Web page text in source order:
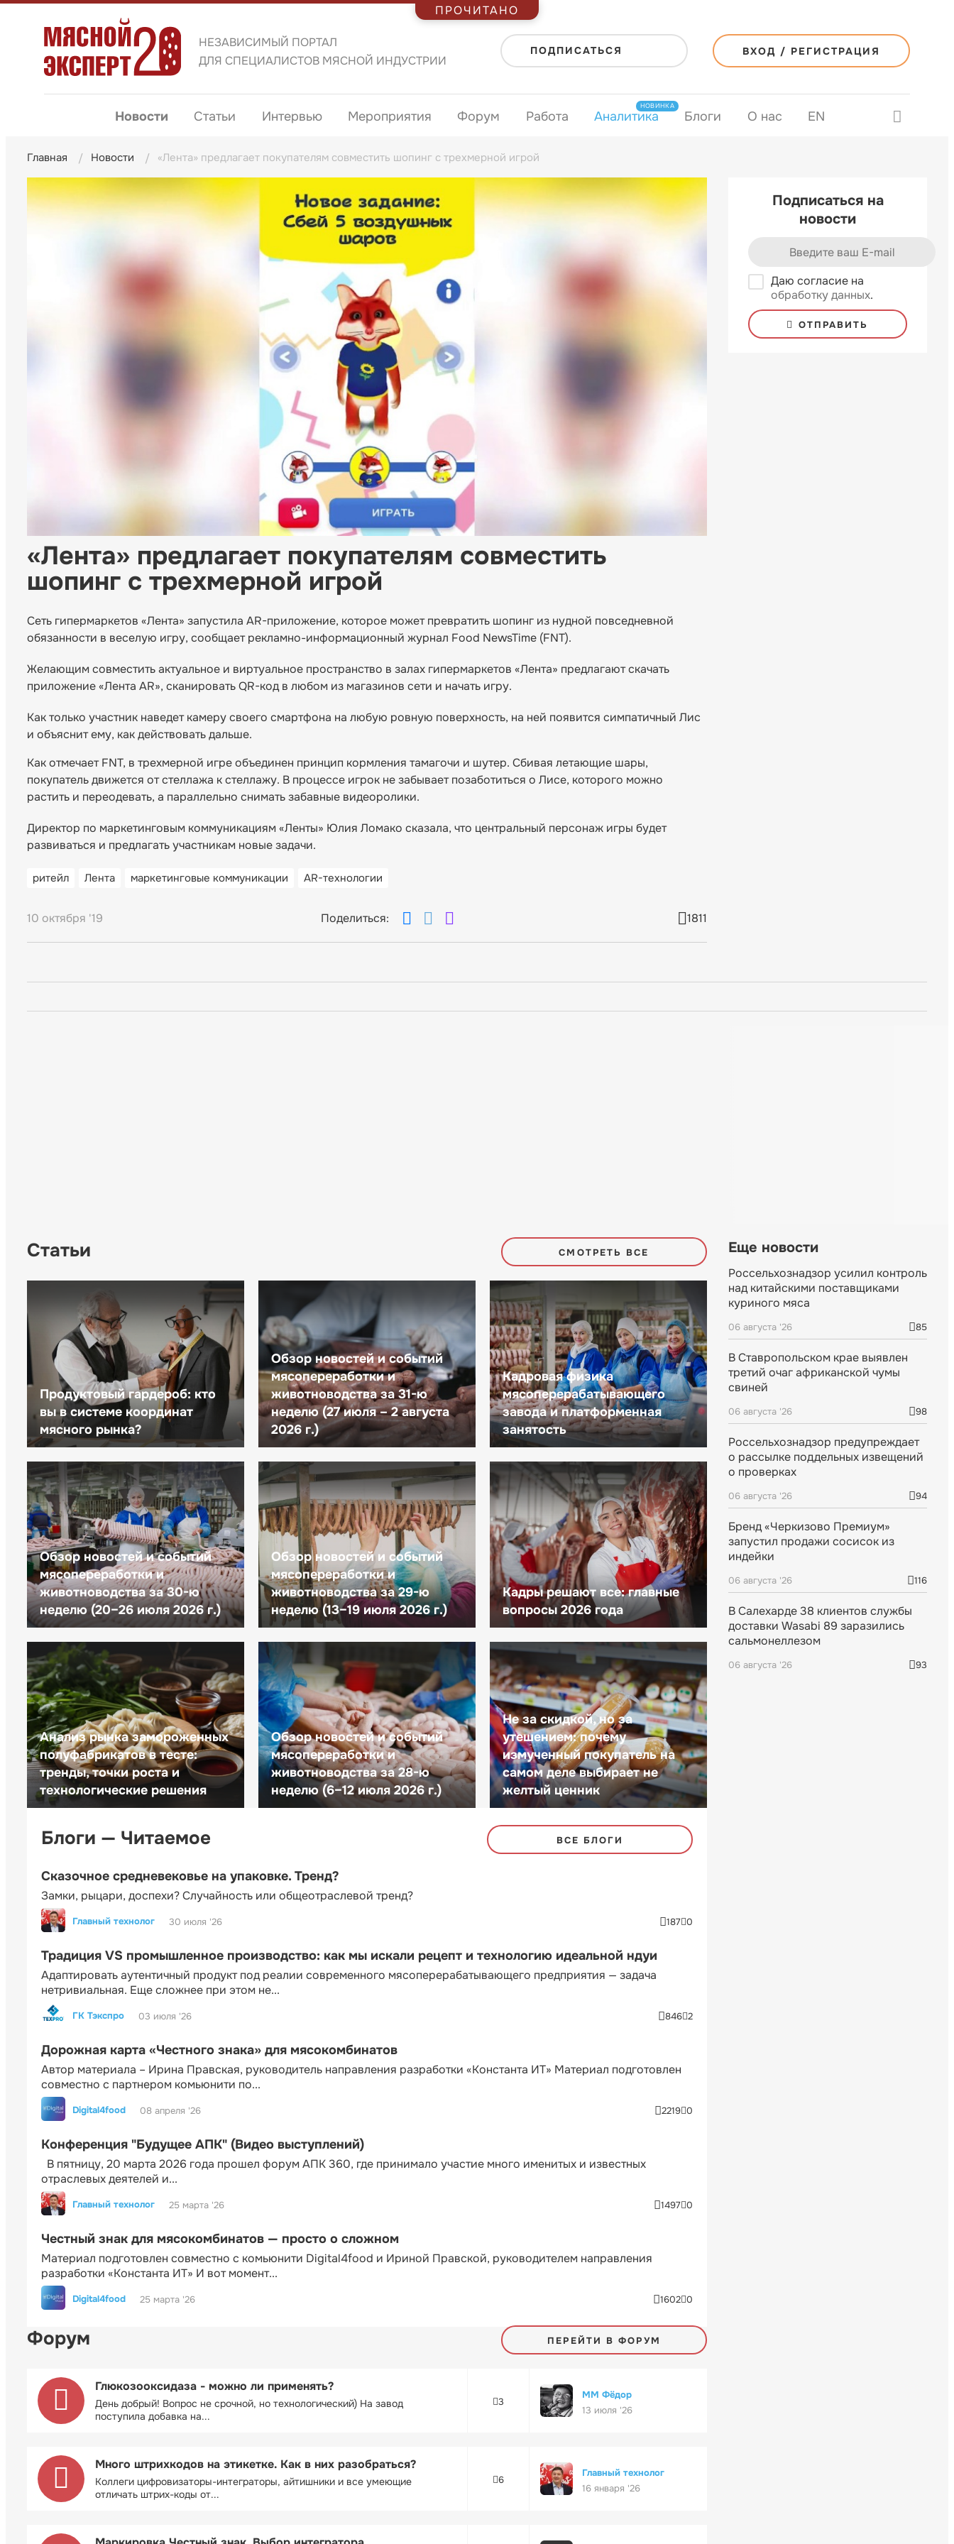
НЕЗАВИСИМЫЙ ПОРТАЛ
ДЛЯ СПЕЦИАЛИСТОВ МЯСНОЙ ИНДУСТРИИ
ПОДПИСАТЬСЯ ВХОД / РЕГИСТРАЦИЯ
Новости Статьи Интервью Мероприятия Форум Работа Аналитика
НОВИНКА
Блоги О нас EN
Главная Новости «Лента» предлагает покупателям совместить шопинг с трехмерной игрой
«Лента» предлагает покупателям совместить
шопинг с трехмерной игрой
Сеть гипермаркетов «Лента» запустила AR-приложение, которое может превратить шопинг из нудной повседневной
обязанности в веселую игру, сообщает рекламно-информационный журнал Food NewsTime (FNT).
Желающим совместить актуальное и виртуальное пространство в залах гипермаркетов «Лента» предлагают скачать
приложение «Лента AR», сканировать QR-код в любом из магазинов сети и начать игру.
Как только участник наведет камеру своего смартфона на любую ровную поверхность, на ней появится симпатичный Лис
и объяснит ему, как действовать дальше.
Как отмечает FNT, в трехмерной игре объединен принцип кормления тамагочи и шутер. Сбивая летающие шары,
покупатель движется от стеллажа к стеллажу. В процессе игрок не забывает позаботиться о Лисе, которого можно
растить и переодевать, а параллельно снимать забавные видеоролики.
Директор по маркетинговым коммуникациям «Ленты» Юлия Ломако сказала, что центральный персонаж игры будет
развиваться и предлагать участникам новые задачи.
ритейл Лента маркетинговые коммуникации AR-технологии
10 октября '19 Поделиться: 1811
Подписаться на
новости
Даю согласие на
обработку данных.
ОТПРАВИТЬ
Статьи СМОТРЕТЬ ВСЕ
Продуктовый гардероб: кто
вы в системе координат
мясного рынка?
Обзор новостей и событий
мясопереработки и
животноводства за 31-ю
неделю (27 июля – 2 августа
2026 г.)
Кадровая физика
мясоперерабатывающего
завода и платформенная
занятость
Обзор новостей и событий
мясопереработки и
животноводства за 30-ю
неделю (20–26 июля 2026 г.)
Обзор новостей и событий
мясопереработки и
животноводства за 29-ю
неделю (13–19 июля 2026 г.)
Кадры решают все: главные
вопросы 2026 года
Анализ рынка замороженных
полуфабрикатов в тесте:
тренды, точки роста и
технологические решения
Обзор новостей и событий
мясопереработки и
животноводства за 28-ю
неделю (6–12 июля 2026 г.)
Не за скидкой, но за
утешением: почему
измученный покупатель на
самом деле выбирает не
желтый ценник
Блоги — Читаемое ВСЕ БЛОГИ
Сказочное средневековье на упаковке. Тренд?
Замки, рыцари, доспехи? Случайность или общеотраслевой тренд?
Главный технолог 30 июля '26 187 0
Традиция VS промышленное производство: как мы искали рецепт и технологию идеальной ндуи
Адаптировать аутентичный продукт под реалии современного мясоперерабатывающего предприятия — задача
нетривиальная. Еще сложнее при этом не...
ГК Тэкспро 03 июля '26 846 2
Дорожная карта «Честного знака» для мясокомбинатов
Автор материала – Ирина Правская, руководитель направления разработки «Константа ИТ» Материал подготовлен
совместно с партнером комьюнити по...
Digital4food 08 апреля '26 2219 0
Конференция "Будущее АПК" (Видео выступлений)
В пятницу, 20 марта 2026 года прошел форум АПК 360, где принимало участие много именитых и известных
отраслевых деятелей и...
Главный технолог 25 марта '26 1497 0
Честный знак для мясокомбинатов — просто о сложном
Материал подготовлен совместно с комьюнити Digital4food и Ириной Правской, руководителем направления
разработки «Константа ИТ» И вот момент...
Digital4food 25 марта '26 1602 0
Форум ПЕРЕЙТИ В ФОРУМ
Глюкозооксидаза - можно ли применять?
День добрый! Вопрос не срочной, но технологический) На завод
поступила добавка на...
3
ММ Фёдор
13 июля '26
Много штрихкодов на этикетке. Как в них разобраться?
Коллеги цифровизаторы-интеграторы, айтишники и все умеющие
отличать штрих-коды от...
6
Главный технолог
16 января '26
Еще новости
Россельхознадзор усилил контроль
над китайскими поставщиками
куриного мяса
06 августа '26 85
В Ставропольском крае выявлен
третий очаг африканской чумы
свиней
06 августа '26 98
Россельхознадзор предупреждает
о рассылке поддельных извещений
о проверках
06 августа '26 94
Бренд «Черкизово Премиум»
запустил продажи сосисок из
индейки
06 августа '26 116
В Салехарде 38 клиентов службы
доставки Wasabi 89 заразились
сальмонеллезом
06 августа '26 93
ПРОЧИТАНО